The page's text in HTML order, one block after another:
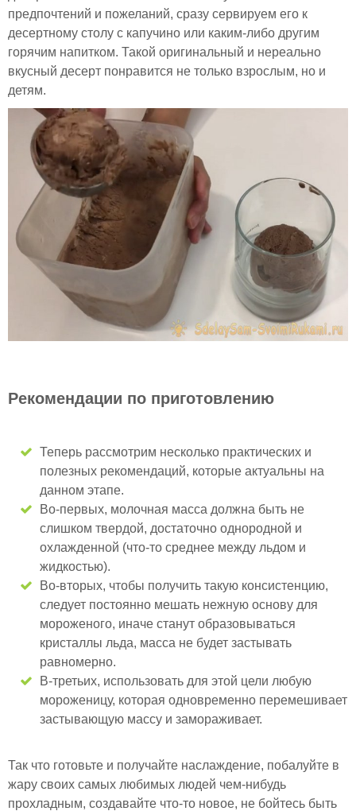
предпочтений и пожеланий, сразу сервируем его к
десертному столу с капучино или каким-либо другим
горячим напитком. Такой оригинальный и нереально
вкусный десерт понравится не только взрослым, но и
детям.
Рекомендации по приготовлению
Теперь рассмотрим несколько практических и
полезных рекомендаций, которые актуальны на
данном этапе.
Во-первых, молочная масса должна быть не
слишком твердой, достаточно однородной и
охлажденной (что-то среднее между льдом и
жидкостью).
Во-вторых, чтобы получить такую консистенцию,
следует постоянно мешать нежную основу для
мороженого, иначе станут образовываться
кристаллы льда, масса не будет застывать
равномерно.
В-третьих, использовать для этой цели любую
мороженицу, которая одновременно перемешивает
застывающую массу и замораживает.
Так что готовьте и получайте наслаждение, побалуйте в
жару своих самых любимых людей чем-нибудь
прохладным, создавайте что-то новое, не бойтесь быть